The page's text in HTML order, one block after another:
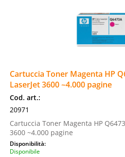
Cartuccia Toner Magenta HP
LaserJet 3600 ~4.000 pagine
Cod. art.:
20971
Cartuccia Toner Magenta HP
3600 ~4.000 pagine
Disponibilità:
Disponibile